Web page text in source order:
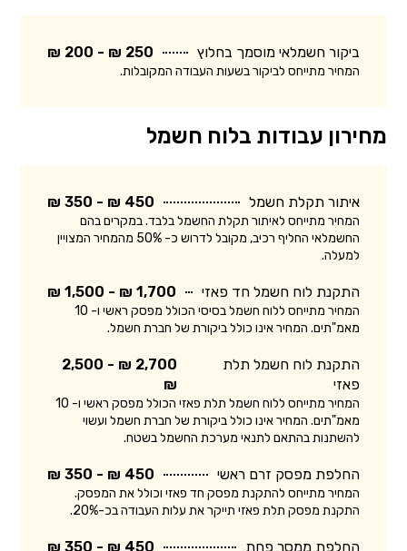
ביקור חשמלאי מוסמך בחלוץ 250 ₪ - 200 ₪
המחיר מתייחס לביקור בשעות העבודה המקובלות.
מחירון עבודות בלוח חשמל
איתור תקלת חשמל 450 ₪ - 350 ₪
המחיר מתייחס לאיתור תקלת החשמל בלבד. במקרים בהם
החשמלאי החליף רכיב, מקובל לדרוש כ- 50% מהמחיר המצויין
למעלה.
התקנת לוח חשמל חד פאזי 1,700 ₪ - 1,500 ₪
המחיר מתייחס ללוח חשמל בסיסי הכולל מפסק ראשי ו- 10
מאמ"תים. המחיר אינו כולל ביקורת של חברת חשמל.
התקנת לוח חשמל תלת
פאזי
2,700 ₪ - 2,500
₪
המחיר מתייחס ללוח חשמל תלת פאזי הכולל מפסק ראשי ו- 10
מאמ"תים. המחיר אינו כולל ביקורת של חברת חשמל ועשוי
להשתנות בהתאם לתנאי מערכת החשמל בשטח.
החלפת מפסק זרם ראשי 450 ₪ - 350 ₪
המחיר מתייחס להתקנת מפסק חד פאזי וכולל את המפסק.
התקנת מפסק תלת פאזי תייקר את עלות העבודה בכ-20%.
החלפת ממסר פחת 450 ₪ - 350 ₪